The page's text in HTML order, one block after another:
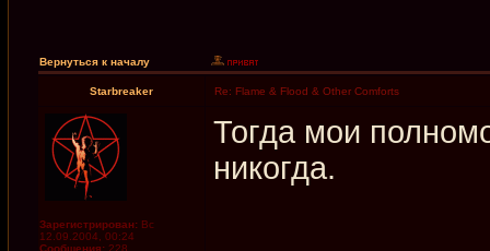
Вернуться к началу
Starbreaker Re: Flame & Flood & Other Comforts
Зарегистрирован: Вс
12.09.2004, 00:24
Сообщения: 228
Тогда мои
никогда.